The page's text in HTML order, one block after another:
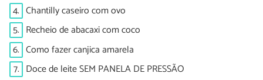
4. Chantilly caseiro com ovo
5. Recheio de abacaxi com coco
6. Como fazer canjica amarela
7. Doce de leite SEM PANELA DE PRESSÃO